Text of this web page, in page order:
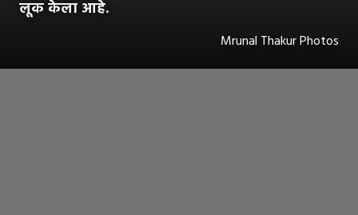
लूक केला आहे.
Mrunal Thakur Photos